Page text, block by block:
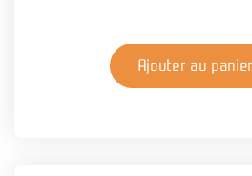
Ajouter au panier